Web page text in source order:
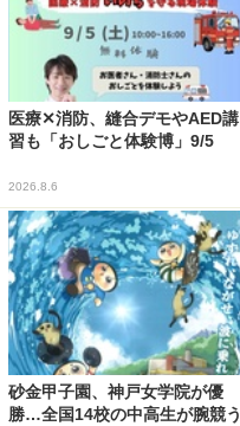
医療✕消防、縫合デモやAED講
習も「おしごと体験博」9/5
2026.8.6
砂金甲子園、神戸女学院が優
勝…全国14校の中高生が腕競う